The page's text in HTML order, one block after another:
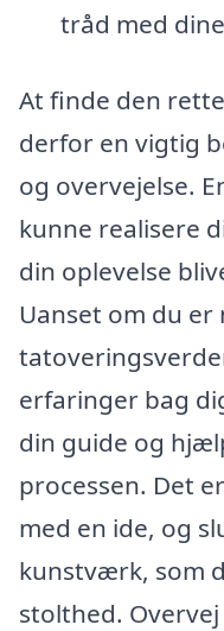
tråd med
At finde den
derfor en vigtig
og overvejelse.
kunne realisere
din oplevelse
Uanset om du er
erfaringer bag
din guide og
processen. Det
med en ide, og
kunstværk, som
stolthed.